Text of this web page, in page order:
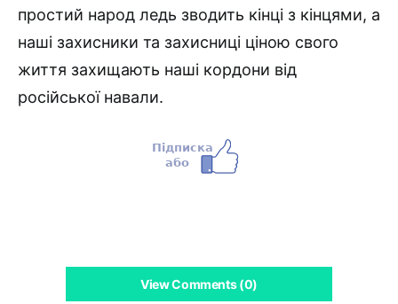
простий народ ледь зводить кінці з кінцями, а
наші захисники та захисниці ціною свого
життя захищають наші кордони від
російської навали.
View Comments (0)